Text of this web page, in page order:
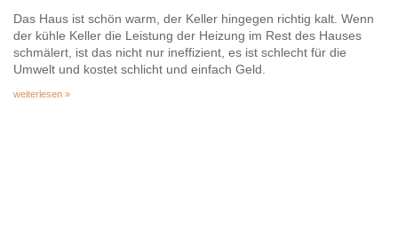
Das Haus ist schön warm, der Keller hingegen richtig kalt. Wenn
der kühle Keller die Leistung der Heizung im Rest des Hauses
schmälert, ist das nicht nur ineffizient, es ist schlecht für die
Umwelt und kostet schlicht und einfach Geld.
weiterlesen »